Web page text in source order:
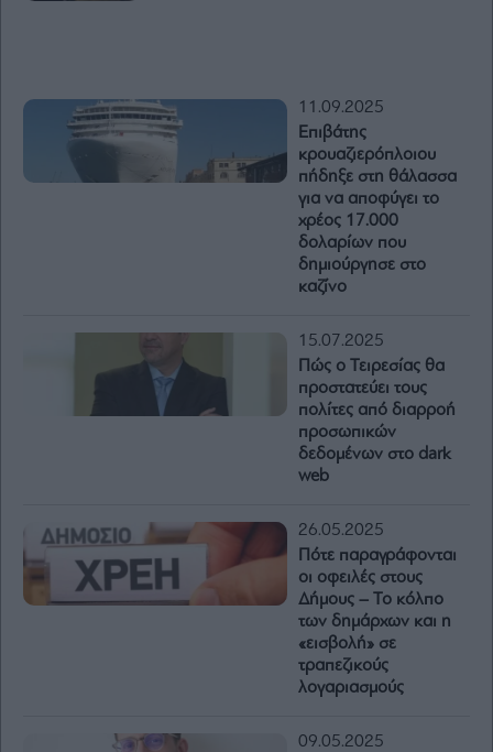
11.09.2025
Επιβάτης
κρουαζιερόπλοιου
πήδηξε στη θάλασσα
για να αποφύγει το
χρέος 17.000
δολαρίων που
δημιούργησε στο
καζίνο
15.07.2025
Πώς ο Τειρεσίας θα
προστατεύει τους
πολίτες από διαρροή
προσωπικών
δεδομένων στο dark
web
26.05.2025
Πότε παραγράφονται
οι οφειλές στους
Δήμους – To κόλπο
των δημάρχων και η
«εισβολή» σε
τραπεζικούς
λογαριασμούς
09.05.2025